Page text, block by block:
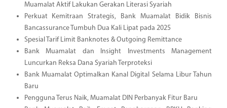
Muamalat Aktif Lakukan Gerakan Literasi Syariah
Perkuat Kemitraan Strategis, Bank Muamalat Bidik Bisnis
Bancassurance Tumbuh Dua Kali Lipat pada 2025
Spesial Tarif Limit Banknotes & Outgoing Remittance
Bank Muamalat dan Insight Investments Management
Luncurkan Reksa Dana Syariah Terproteksi
Bank Muamalat Optimalkan Kanal Digital Selama Libur Tahun
Baru
Pengguna Terus Naik, Muamalat DIN Perbanyak Fitur Baru